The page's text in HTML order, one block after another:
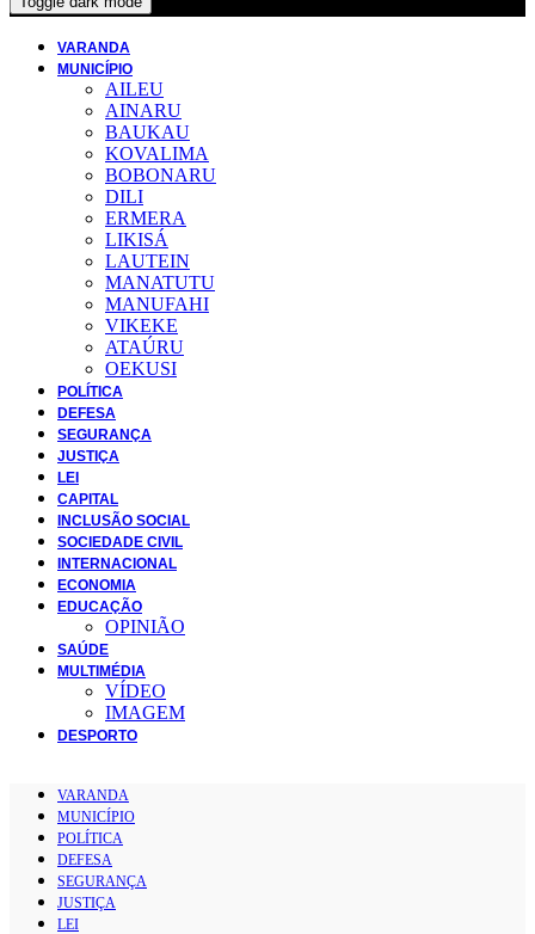
VARANDA
MUNICÍPIO
AILEU
AINARU
BAUKAU
KOVALIMA
BOBONARU
DILI
ERMERA
LIKISÁ
LAUTEIN
MANATUTU
MANUFAHI
VIKEKE
ATAÚRU
OEKUSI
POLÍTICA
DEFESA
SEGURANÇA
JUSTIÇA
LEI
CAPITAL
INCLUSÃO SOCIAL
SOCIEDADE CIVIL
INTERNACIONAL
ECONOMIA
EDUCAÇÃO
OPINIÃO
SAÚDE
MULTIMÉDIA
VÍDEO
IMAGEM
DESPORTO
VARANDA
MUNICÍPIO
POLÍTICA
DEFESA
SEGURANÇA
JUSTIÇA
LEI